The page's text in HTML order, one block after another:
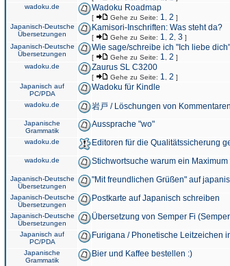
wadoku.de Wadoku Roadmap
[ Gehe zu Seite: 1 2 ]
Japanisch-Deutsche
Übersetzungen
Kamisori-Inschriften: Was steht da?
[ Gehe zu Seite: 1 2 3 ]
Japanisch-Deutsche
Übersetzungen
Wie sage/schreibe ich "Ich liebe
[ Gehe zu Seite: 1 2 ]
wadoku.de Zaurus SL C3200
[ Gehe zu Seite: 1 2 ]
Japanisch auf
PC/PDA
Wadoku für Kindle
wadoku.de 岩戸 / Löschungen von Kommentaren
Japanische
Grammatik
Aussprache "wo"
wadoku.de Editoren für die Qualitätssicherung
wadoku.de Stichwortsuche warum ein
Japanisch-Deutsche
Übersetzungen
"Mit freundlichen Grüßen" auf
Japanisch-Deutsche
Übersetzungen
Postkarte auf Japanisch schreiben
Japanisch-Deutsche
Übersetzungen
Übersetzung von Semper Fi
Japanisch auf
PC/PDA
Furigana / Phonetische Leitzeichen
Japanische
Grammatik
Bier und Kaffee bestellen :)